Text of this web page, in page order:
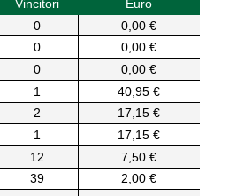
Vincitori
Euro
0
0,00 €
0
0,00 €
0
0,00 €
1
40,95 €
2
17,15 €
1
17,15 €
12
7,50 €
39
2,00 €